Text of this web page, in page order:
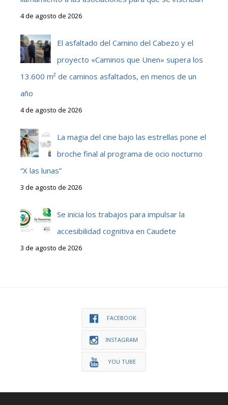
4 de agosto de 2026
El asfaltado del Camino del Cabezo y el
proyecto «Caminos que Unen» supera los
13.600 m² de caminos asfaltados, en menos de un
año
4 de agosto de 2026
La magia del cine bajo las estrellas pone el
broche final al programa de ocio nocturno
“X las lunas”
3 de agosto de 2026
Se inicia los trabajos para impulsar la
accesibilidad cognitiva en Caudete
3 de agosto de 2026
FACEBOOK
INSTAGRAM
YOU TUBE